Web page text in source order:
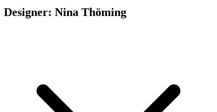
Designer: Nina Thöming